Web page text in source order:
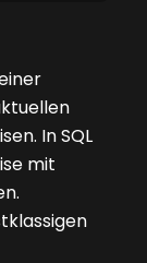
In SQL
mit